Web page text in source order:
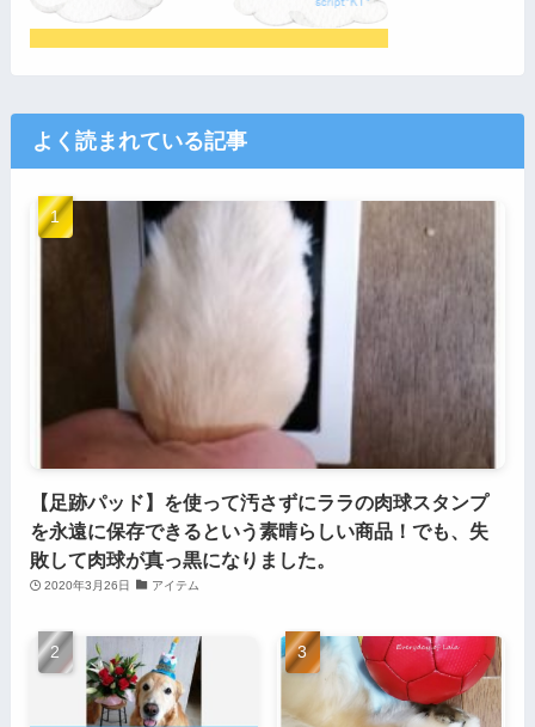
よく読まれている記事
【足跡パッド】を使って汚さずにララの肉球スタンプ
を永遠に保存できるという素晴らしい商品！でも、失
敗して肉球が真っ黒になりました。
2020年3月26日 アイテム